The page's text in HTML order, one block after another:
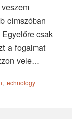
címszóban
Egyelőre csak
a fogalmat
vele…
,technology